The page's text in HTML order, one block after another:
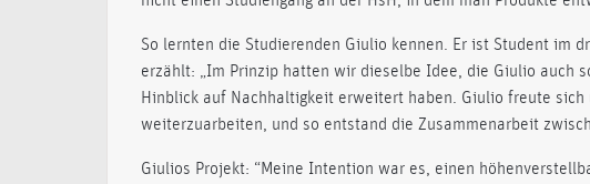
So lernten die Studierenden Giulio kennen. Er ist Student im
erzählt: „Im Prinzip hatten wir dieselbe Idee, die Giulio auch
Hinblick auf Nachhaltigkeit erweitert haben. Giulio freute sich
weiterzuarbeiten, und so entstand die Zusammenarbeit
Giulios Projekt: “Meine Intention war es, einen